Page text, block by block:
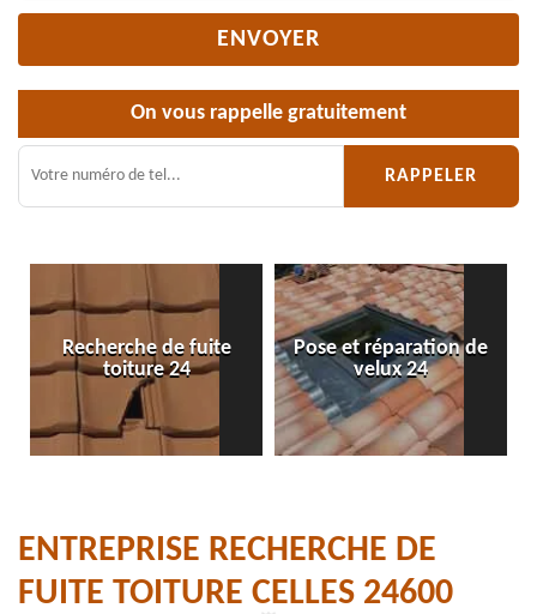
On vous rappelle gratuitement
Recherche de fuite
toiture 24
Pose et réparation de
velux 24
ENTREPRISE RECHERCHE DE
FUITE TOITURE CELLES 24600